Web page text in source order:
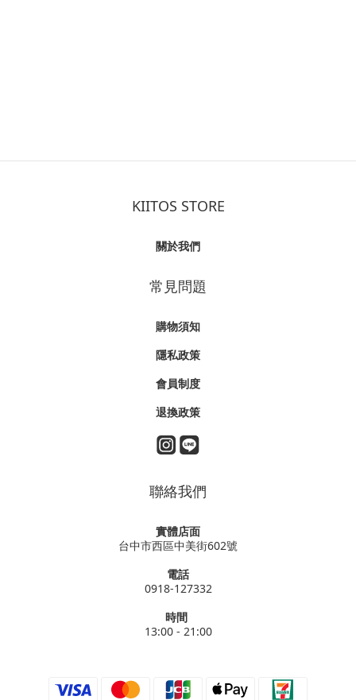
KIITOS STORE
關於我們
常見問題
購物須知
隱私政策
會員制度
退換政策
聯絡我們
實體店面
台中市西區中美街602號
電話
0918-127332
時間
13:00 - 21:00